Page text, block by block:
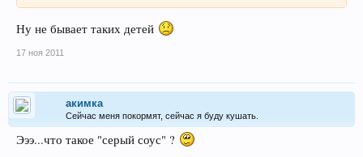
Ну не бывает таких детей
17 ноя 2011
акимка
Сейчас меня покормят, сейчас я буду кушать.
Эээ...что такое "серый соус" ?